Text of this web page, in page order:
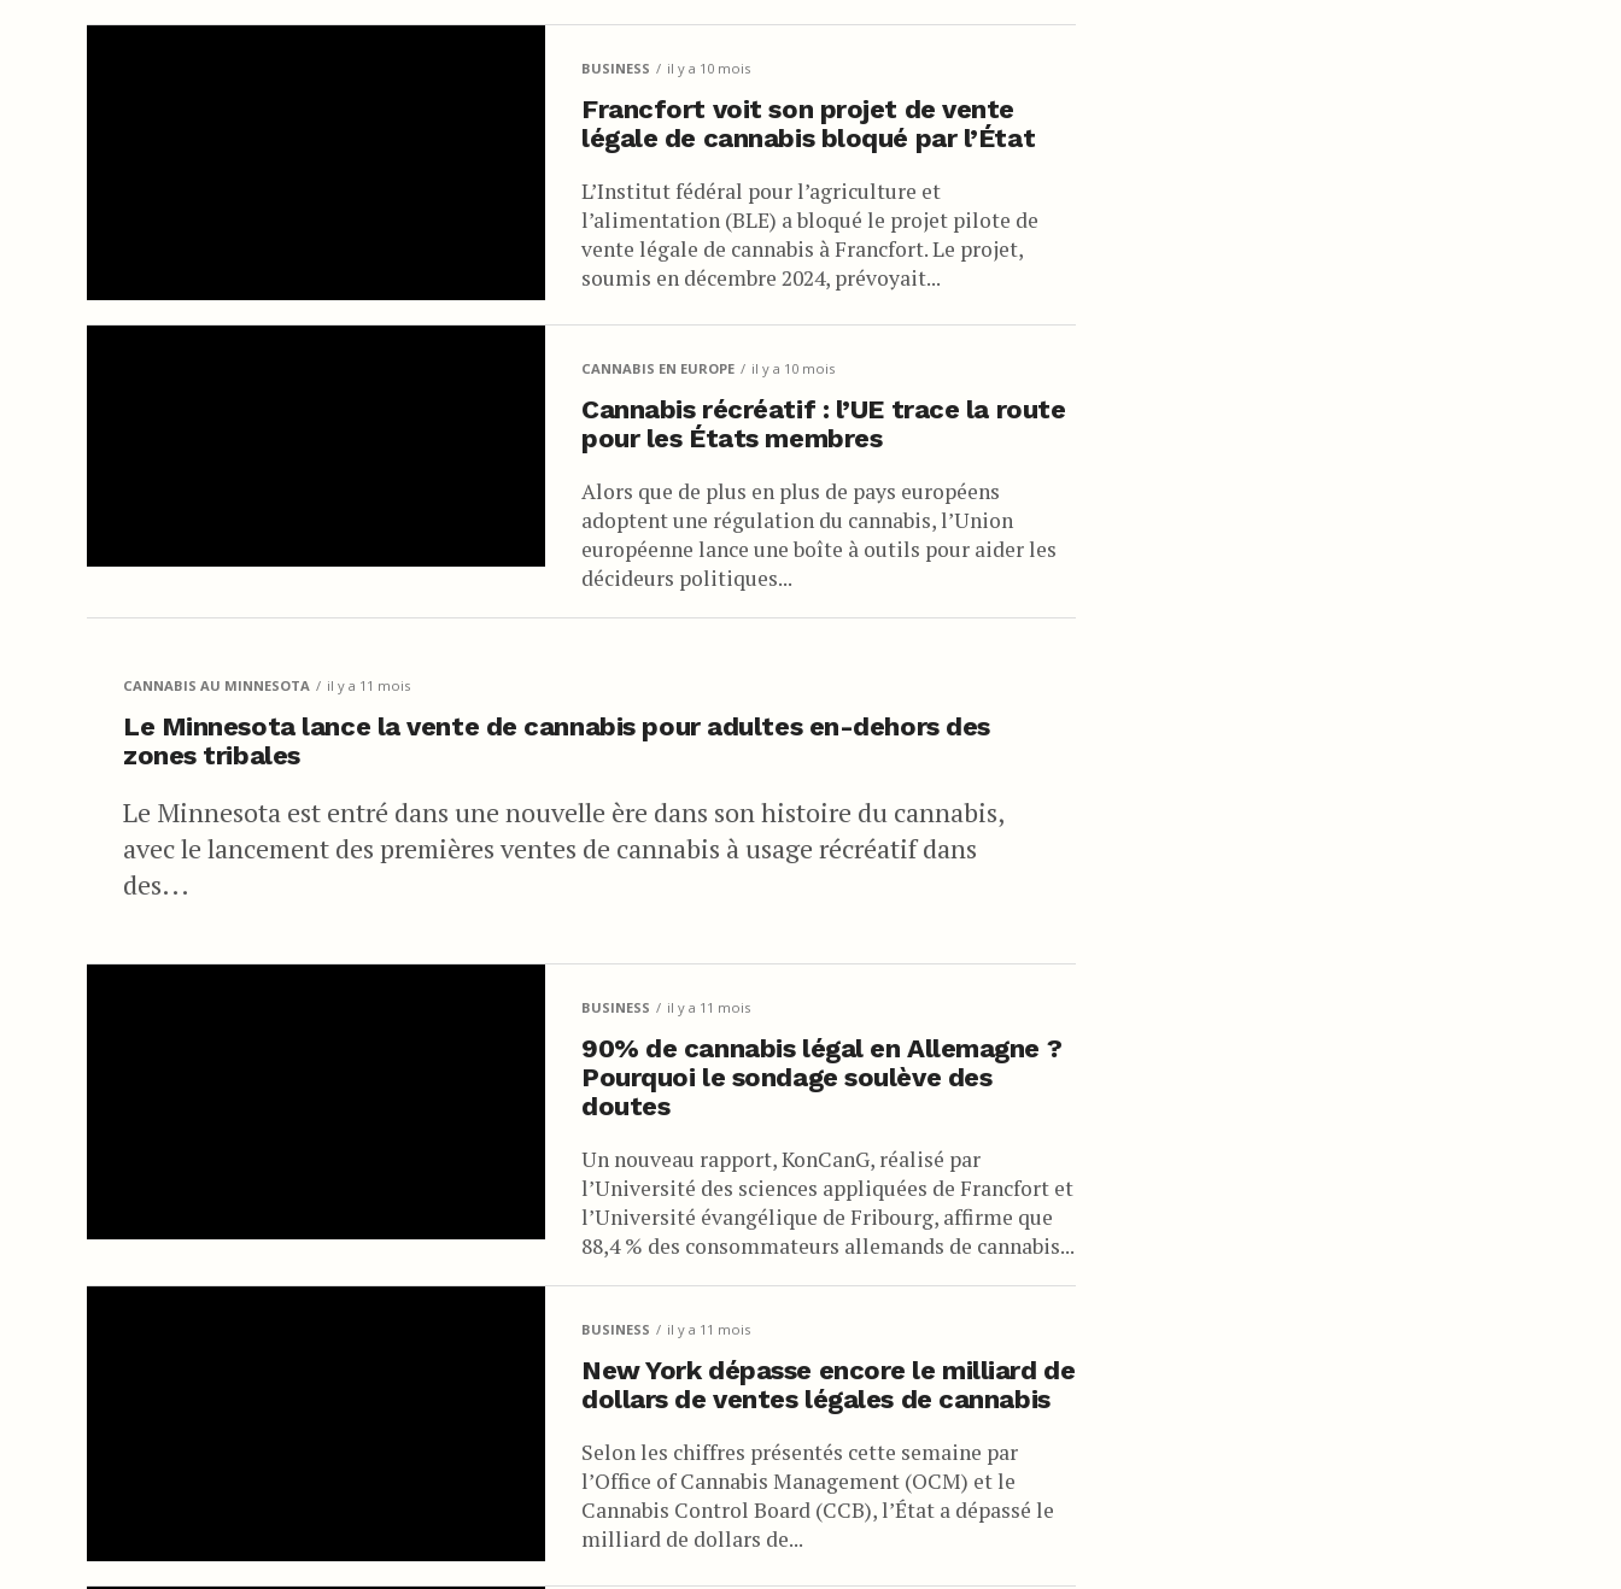
BUSINESS il y a 10 mois
Francfort voit son projet de vente
légale de cannabis bloqué par l’État
L’Institut fédéral pour l’agriculture et
l’alimentation (BLE) a bloqué le projet pilote de
vente légale de cannabis à Francfort. Le projet,
soumis en décembre 2024, prévoyait...
CANNABIS EN EUROPE il y a 10 mois
Cannabis récréatif : l’UE trace la route
pour les États membres
Alors que de plus en plus de pays européens
adoptent une régulation du cannabis, l’Union
européenne lance une boîte à outils pour aider les
décideurs politiques...
CANNABIS AU MINNESOTA il y a 11 mois
Le Minnesota lance la vente de cannabis pour adultes en-dehors des
zones tribales
Le Minnesota est entré dans une nouvelle ère dans son histoire du cannabis,
avec le lancement des premières ventes de cannabis à usage récréatif dans
des...
BUSINESS il y a 11 mois
90% de cannabis légal en Allemagne ?
Pourquoi le sondage soulève des
doutes
Un nouveau rapport, KonCanG, réalisé par
l’Université des sciences appliquées de Francfort et
l’Université évangélique de Fribourg, affirme que
88,4 % des consommateurs allemands de cannabis...
BUSINESS il y a 11 mois
New York dépasse encore le milliard de
dollars de ventes légales de cannabis
Selon les chiffres présentés cette semaine par
l’Office of Cannabis Management (OCM) et le
Cannabis Control Board (CCB), l’État a dépassé le
milliard de dollars de...